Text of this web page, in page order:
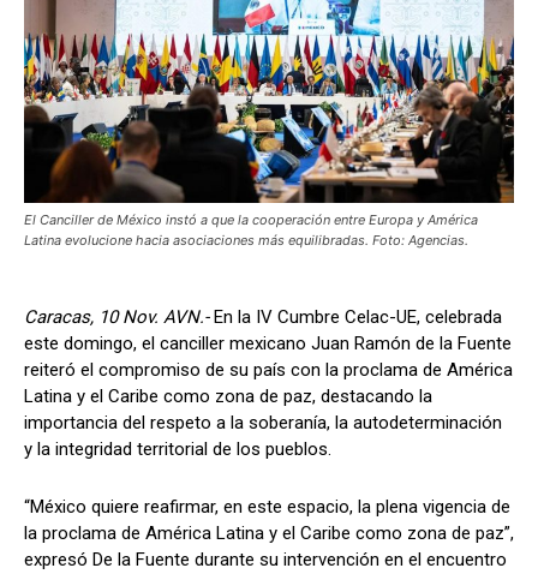
El Canciller de México instó a que la cooperación entre Europa y América
Latina evolucione hacia asociaciones más equilibradas. Foto: Agencias.
Caracas, 10 Nov. AVN.- En la IV Cumbre Celac-UE, celebrada
este domingo, el canciller mexicano Juan Ramón de la Fuente
reiteró el compromiso de su país con la proclama de América
Latina y el Caribe como zona de paz, destacando la
importancia del respeto a la soberanía, la autodeterminación
y la integridad territorial de los pueblos.
“México quiere reafirmar, en este espacio, la plena vigencia de
la proclama de América Latina y el Caribe como zona de paz”,
expresó De la Fuente durante su intervención en el encuentro